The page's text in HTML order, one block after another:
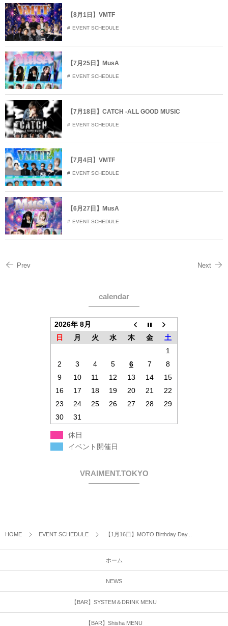
新
し
い
ウ
ィ
ン
ド
ウ
で
開
き
ま
す
)
ッ
ク
し
て
く
だ
さ
い
(
新
し
い
ウ
ィ
ン
ド
ウ
で
開
き
ま
す
)
し
い
ィ
ウ
開
き
す
【8月1日】VMTF
EVENT SCHEDULE
【7月25日】MusA
EVENT SCHEDULE
【7月18日】CATCH -ALL GOOD MUSIC
EVENT SCHEDULE
【7月4日】VMTF
EVENT SCHEDULE
【6月27日】MusA
EVENT SCHEDULE
Prev Next
calendar
2026年 8月
日
月 火 水 木 金
土
1
2
3 4 5 6 7
8
9
10 11 12 13 14
15
16
17 18 19 20 21
22
23
24 25 26 27 28
29
30
31
休日
イベント開催日
VRAIMENT.TOKYO
HOME EVENT SCHEDULE 【1月16日】MOTO Birthday Day...
ホーム
NEWS
【BAR】SYSTEM＆DRINK MENU
【BAR】Shisha MENU